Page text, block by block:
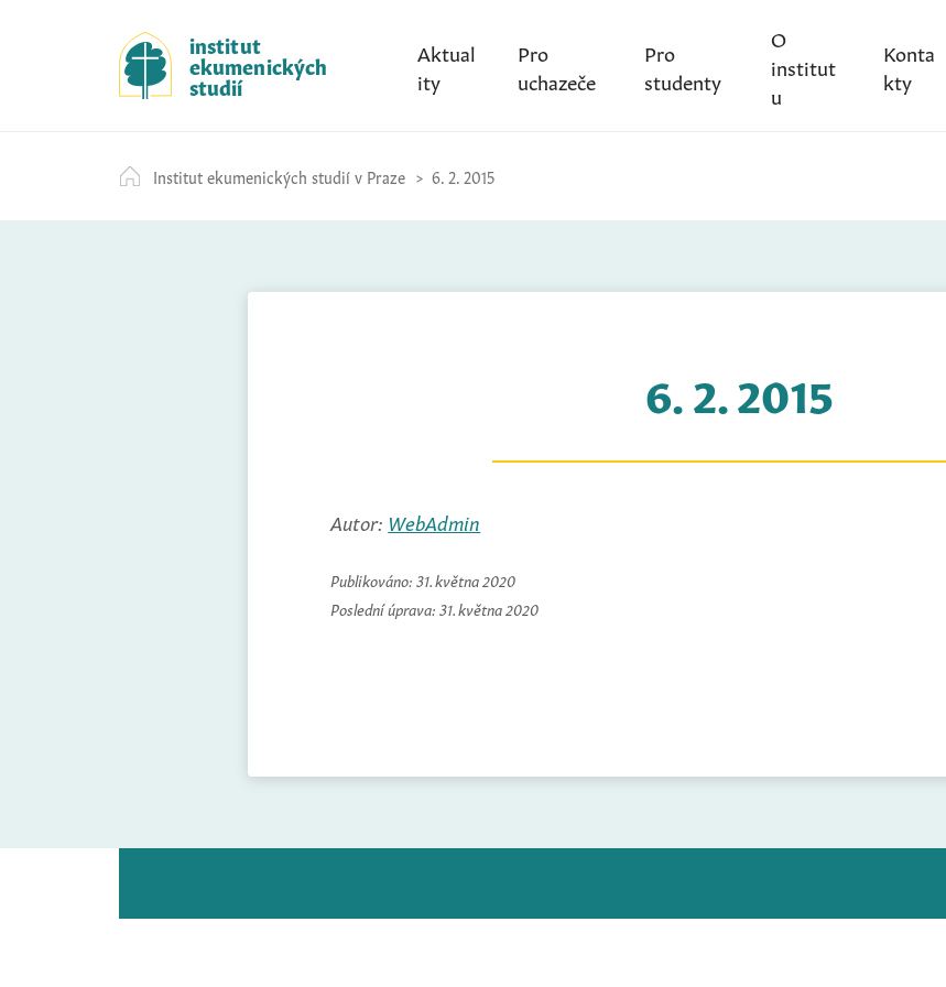
k
i
p
t
c
o
institut
ekumenických
studií
Aktual
ity
Pro
uchazeče
Pro
studenty
O
institut
u
Konta
kty
Institut ekumenických studií v Praze 6. 2. 2015
6. 2. 2015
Autor: WebAdmin
Publikováno: 31. května 2020
Poslední úprava: 31. května 2020